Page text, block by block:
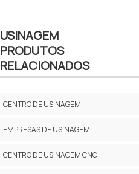
USINAGEM
PRODUTOS
RELACIONADOS
CENTRO DE USINAGEM
EMPRESAS DE USINAGEM
CENTRO DE USINAGEM CNC